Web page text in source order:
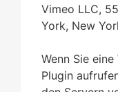
Vimeo LLC,
York, New
Wenn Sie
Plugin